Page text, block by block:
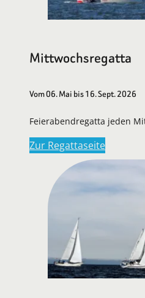
Mittwochsregatta
Vom 06. Mai bis 16. Sept. 2026
Feierabendregatta jeden
Zur Regattaseite